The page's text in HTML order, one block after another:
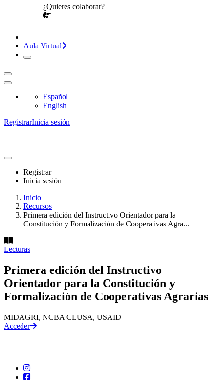
¿Quieres colaborar?
Aula Virtual
Español
English
RegistrarInicia sesión
Registrar
Inicia sesión
Inicio
Recursos
Primera edición del Instructivo Orientador para la
Constitución y Formalización de Cooperativas Agra...
Lecturas
Primera edición del Instructivo
Orientador para la Constitución y
Formalización de Cooperativas Agrarias
MIDAGRI, NCBA CLUSA, USAID
Acceder